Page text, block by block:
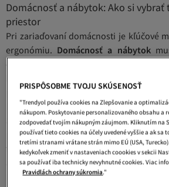
Domácnosť a nábytok: Ako si vybrať
priestor
Pri zariaďovaní domácnosti je kľúčové
ergonómiu. Domácnosť a nábytok
celok, ktorý nielen dobre vyzerá,
priestor skutočne využívate.
Multifunkčný nábytok sa stal hitom
Skladacie stoly, pohovky s úložným
postele šetria miesto a zároveň
funkcionalitu. Pri výbere zvážte nielen
akým sa jednotlivé kusy nábytku
Dôležitým faktorom je aj
PRISPÔSOBME TVOJU SKÚSENOSŤ
"Trendyol používa cookies na Zlepšovanie a
nákupom. Poskytovanie personalizovaného obsahu a
zodpovedať tvojím nákupným záujmom. Kliknutím na
používať tieto cookies na účely uvedené vyššie a ak sa
tretími stranami vrátane strán mimo EÚ (USA,
kedykoľvek zmeniť v nastaveniach coookies v sekcii
sa používať iba technicky nevyhnutné cookies. Viac
Pravidlách ochrany súkromia."